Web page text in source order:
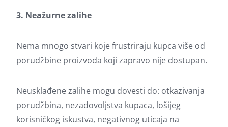
3. Neažurne zalihe
Nema mnogo stvari koje frustriraju kupca više od
porudžbine proizvoda koji zapravo nije dostupan.
Neusklađene zalihe mogu dovesti do: otkazivanja
porudžbina, nezadovoljstva kupaca, lošijeg
korisničkog iskustva, negativnog uticaja na